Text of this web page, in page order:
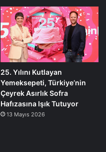
25. Yılını Kutlayan
Yemeksepeti, Türkiye’nin
Çeyrek Asırlık Sofra
Hafızasına Işık Tutuyor
13 Mayıs 2026